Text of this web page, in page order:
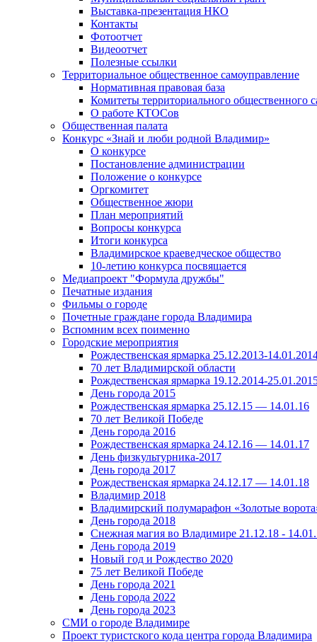
Выставка-презентация НКО
Контакты
Фотоотчет
Видеоотчет
Полезные ссылки
Территориальное общественное самоуправление
Нормативная правовая база
Комитеты территориального общественного
О работе КТОСов
Общественная палата
Конкурс «Знай и люби родной Владимир»
О конкурсе
Постановление администрации
Положение о конкурсе
Оргкомитет
Общественное жюри
План мероприятий
Вопросы конкурса
Итоги конкурса
Владимирское краеведческое общество
10-летию конкурса посвящается
Медиапроект "Формула дружбы"
Печатные издания
Фильмы о городе
Почетные граждане города Владимира
Вспомним всех поименно
Городские мероприятия
Рождественская ярмарка 25.12.2013-
70 лет Владимирской области
Рождественская ярмарка 19.12.2014-
День города 2015
Рождественская ярмарка 25.12.15 — 14.01.16
70 лет Великой Победе
День города 2016
Рождественская ярмарка 24.12.16 — 14.01.17
День физкультурника-2017
День города 2017
Рождественская ярмарка 24.12.17 — 14.01.18
Владимир 2018
Владимирский полумарафон «Золотые
День города 2018
Снежная магия во Владимире 21.12.18 -
День города 2019
Новый год и Рождество 2020
75 лет Великой Победе
День города 2021
День города 2022
День города 2023
СМИ о городе Владимире
Проект туристского кода центра города Владимира